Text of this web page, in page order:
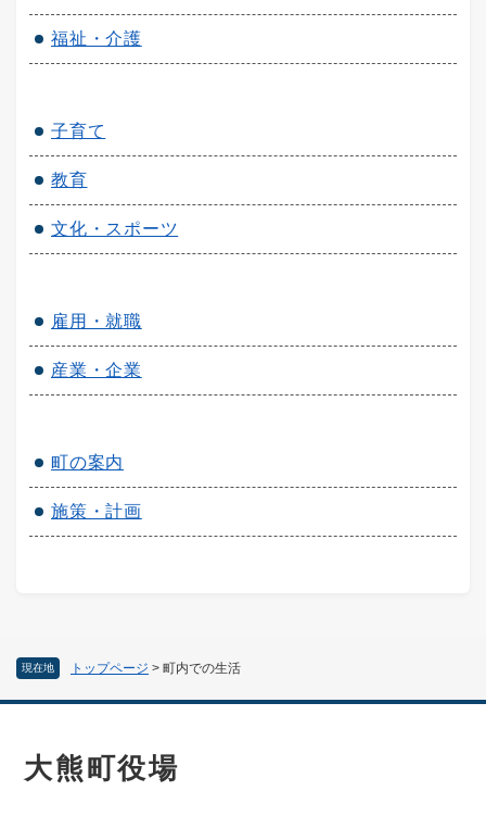
現在地 トップページ > 町内での生活
福祉・介護
子育て
教育
文化・スポーツ
雇用・就職
産業・企業
町の案内
施策・計画
大熊町役場